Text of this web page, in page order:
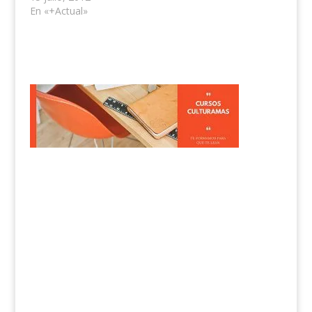
En «+Actual»